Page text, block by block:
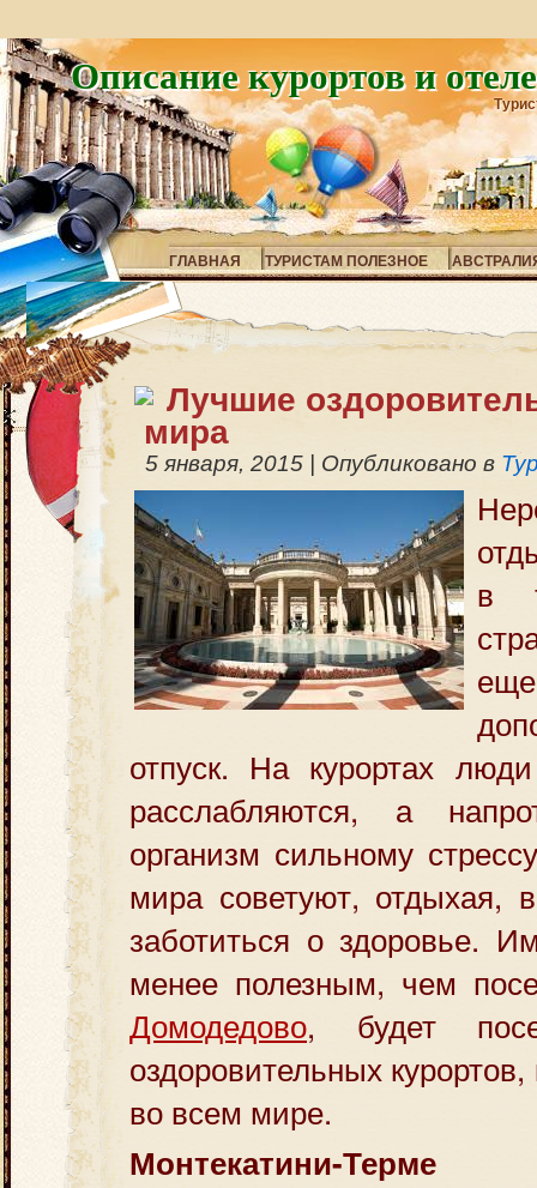
Описание курортов и
ГЛАВНАЯ ТУРИСТАМ ПОЛЕЗНОЕ
Лучшие
мира
5 января, 2015 Опубликовано в
в
отпуск. На курортах
расслабляются, а
организм сильному
мира советуют, отдыхая,
заботиться о здоровье.
менее полезным, чем
Домодедово, будет
оздоровительных
во всем мире.
Монтекатини-Терме